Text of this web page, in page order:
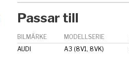
Passar till
BILMÄRKE MODELLSERIE
AUDI
A3 (8V1, 8VK)